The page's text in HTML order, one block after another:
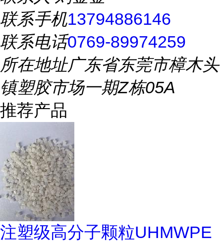
联系手机13794886146
联系电话0769-89974259
所在地址广东省东莞市樟木头
镇塑胶市场一期Z栋05A
推荐产品
注塑级高分子颗粒UHMWPE